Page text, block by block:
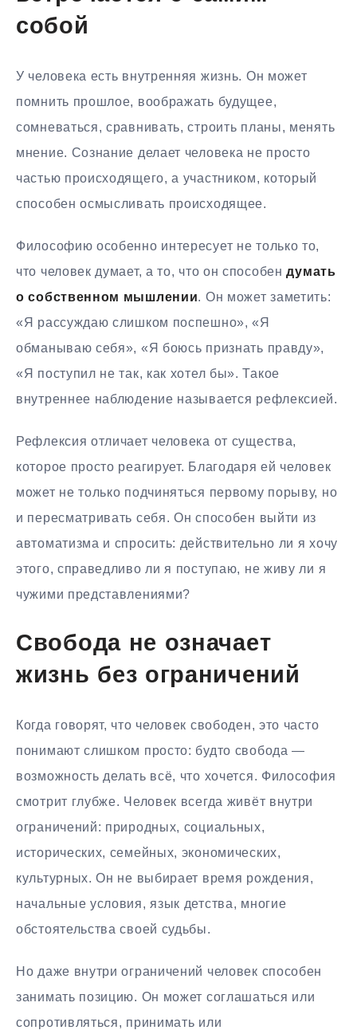
собой
У человека есть внутренняя жизнь. Он может
помнить прошлое, воображать будущее,
сомневаться, сравнивать, строить планы, менять
мнение. Сознание делает человека не просто
частью происходящего, а участником, который
способен осмысливать происходящее.
Философию особенно интересует не только то,
что человек думает, а то, что он способендумать
о собственном мышлении. Он может заметить:
«Я рассуждаю слишком поспешно», «Я
обманываю себя», «Я боюсь признать правду»,
«Я поступил не так, как хотел бы». Такое
внутреннее наблюдение называется рефлексией.
Рефлексия отличает человека от существа,
которое просто реагирует. Благодаря ей человек
может не только подчиняться первому порыву, но
и пересматривать себя. Он способен выйти из
автоматизма и спросить: действительно ли я хочу
этого, справедливо ли я поступаю, не живу ли я
чужими представлениями?
Свобода не означает
жизнь без ограничений
Когда говорят, что человек свободен, это часто
понимают слишком просто: будто свобода —
возможность делать всё, что хочется. Философия
смотрит глубже. Человек всегда живёт внутри
ограничений: природных, социальных,
исторических, семейных, экономических,
культурных. Он не выбирает время рождения,
начальные условия, язык детства, многие
обстоятельства своей судьбы.
Но даже внутри ограничений человек способен
занимать позицию. Он может соглашаться или
сопротивляться, принимать или